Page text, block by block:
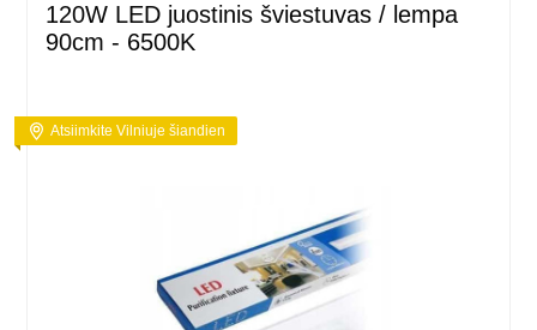
120W LED juostinis šviestuvas / lempa
90cm - 6500K
Atsiimkite Vilniuje šiandien